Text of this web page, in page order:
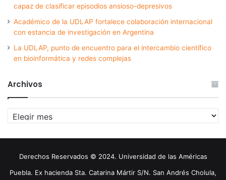
capaz de clasificar episodios ansioso-depresivos
Académico de la UDLAP fortalece colaboración internacional
con estancia de investigación en Argentina
La UDLAP, punto de encuentro para el intercambio científico
en bioinformática y redes complejas
Archivos
Archivos
Derechos Reservados © 2024. Universidad de las Américas
Puebla. Ex hacienda Sta. Catarina Mártir S/N. San Andrés Cholula,